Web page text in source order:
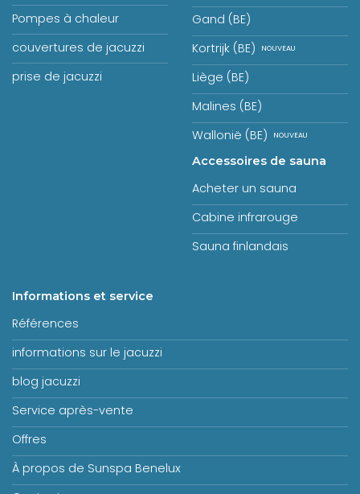
Pompes à chaleur
couvertures de jacuzzi
prise de jacuzzi
Gand (BE)
Kortrijk (BE)
Liège (BE)
Malines (BE)
Wallonië (BE)
Accessoires de sauna
Acheter un sauna
Cabine infrarouge
Sauna finlandais
Informations et service
Références
informations sur le jacuzzi
blog jacuzzi
Service après-vente
Offres
À propos de Sunspa Benelux